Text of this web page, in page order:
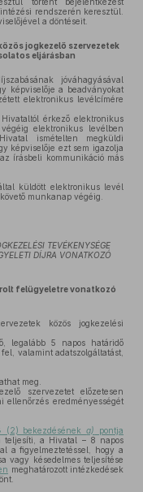
rendszerén keresztül.
a döntéseit.
jogkezelő szervezetek
eljárásban
jóváhagyásával
képviselője a beadványokat
elektronikus levélcímére
érkező elektronikus
elektronikus levélben
ismételten megküldi
képviselője ezt sem igazolja
írásbeli kommunikáció más
küldött elektronikus levél
munkanap végéig.
TEVÉKENYSÉGE
DÍJRA VONATKOZÓ
felügyeletre vonatkozó
közös jogkezelési
legalább 5 napos határidő
valamint adatszolgáltatást,
meg.
szervezetet előzetesen
eredményességét
(2) bekezdéséneka) pontja
teljesíti, a Hivatal – 8 napos
a figyelmeztetéssel, hogy a
vagy késedelmes teljesítése
meghatározott intézkedések